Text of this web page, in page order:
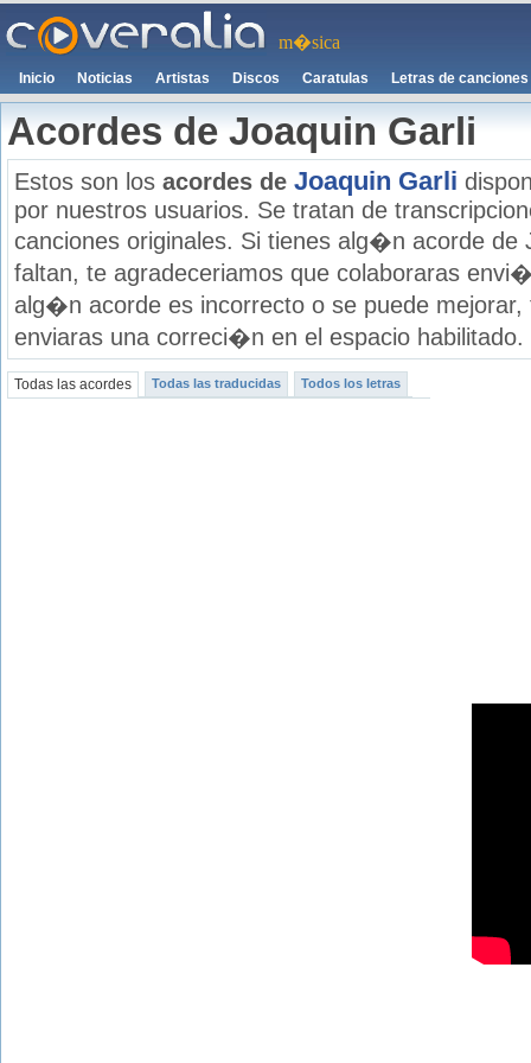
m�sica
Inicio Noticias Artistas Discos Caratulas Letras de canciones
Acordes de Joaquin Garli
Estos son los acordes de Joaquin Garli
por nuestros usuarios. Se tratan de
canciones originales. Si tienes alg�n acorde de
faltan, te agradeceriamos que colaboraras
alg�n acorde es incorrecto o se puede
enviaras una correci�n en el espacio habilitado.
Todas las acordes Todas las traducidas Todos los letras